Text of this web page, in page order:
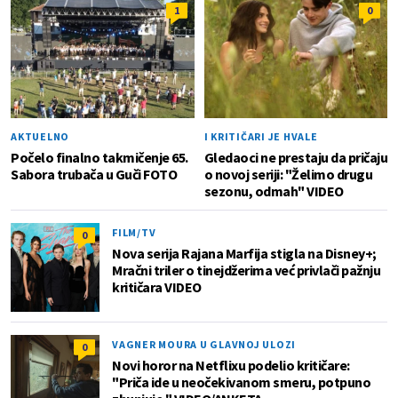
1
AKTUELNO
Počelo finalno takmičenje 65.
Sabora trubača u Guči FOTO
0
I KRITIČARI JE HVALE
Gledaoci ne prestaju da pričaju
o novoj seriji: "Želimo drugu
sezonu, odmah" VIDEO
0 FILM/TV
Nova serija Rajana Marfija stigla na Disney+;
Mračni triler o tinejdžerima već privlači pažnju
kritičara VIDEO
0 VAGNER MOURA U GLAVNOJ ULOZI
Novi horor na Netflixu podelio kritičare:
"Priča ide u neočekivanom smeru, potpuno